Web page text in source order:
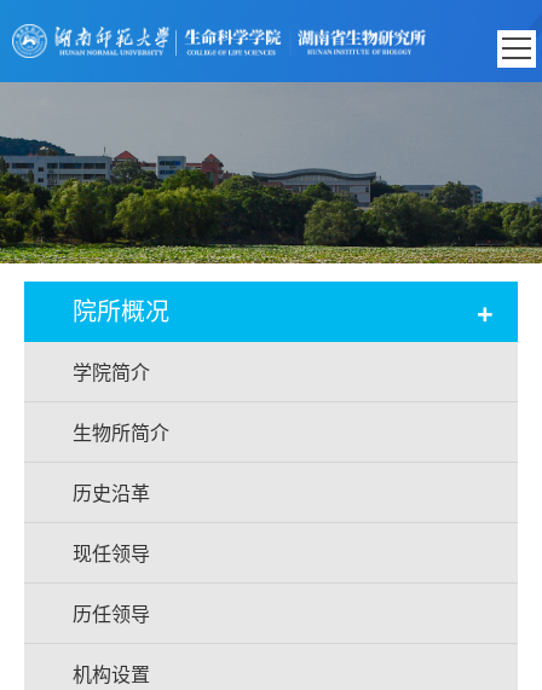
院所概况 +
学院简介
生物所简介
历史沿革
现任领导
历任领导
机构设置